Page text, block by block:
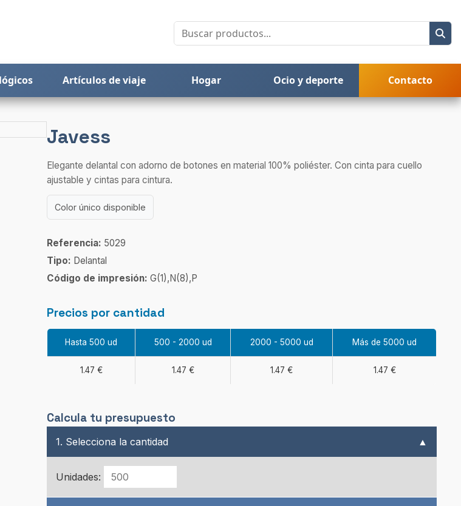
Artículos de viaje Hogar Ocio y deporte Contacto
Javess
Elegante delantal con adorno de botones en material 100% poliéster. Con cinta para cuello
ajustable y cintas para cintura.
Color único disponible
Referencia: 5029
Tipo: Delantal
Código de impresión: G(1),N(8),P
Precios por cantidad
Hasta 500 ud 500 - 2000 ud 2000 - 5000 ud Más de 5000 ud
1.47 € 1.47 € 1.47 € 1.47 €
Calcula tu presupuesto
1. Selecciona la cantidad ▲
Unidades: